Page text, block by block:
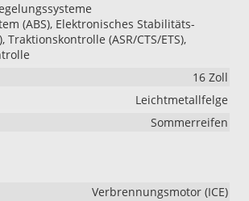
(ABS), Elektronisches Stabilitäts-
Traktionskontrolle (ASR/CTS/ETS),
16 Zoll
Leichtmetallfelge
Sommerreifen
Verbrennungsmotor (ICE)